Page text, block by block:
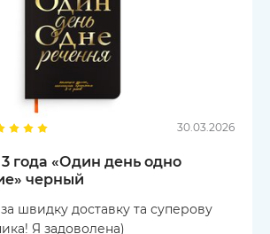
30.03.2026
года «Один день одно
черный
швидку доставку та суперову
Я задоволена)